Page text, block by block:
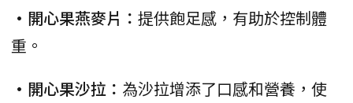
•開心果燕麥片： 提供飽足感，有助於控制體
重。
•開心果沙拉： 為沙拉增添了口感和營養，使